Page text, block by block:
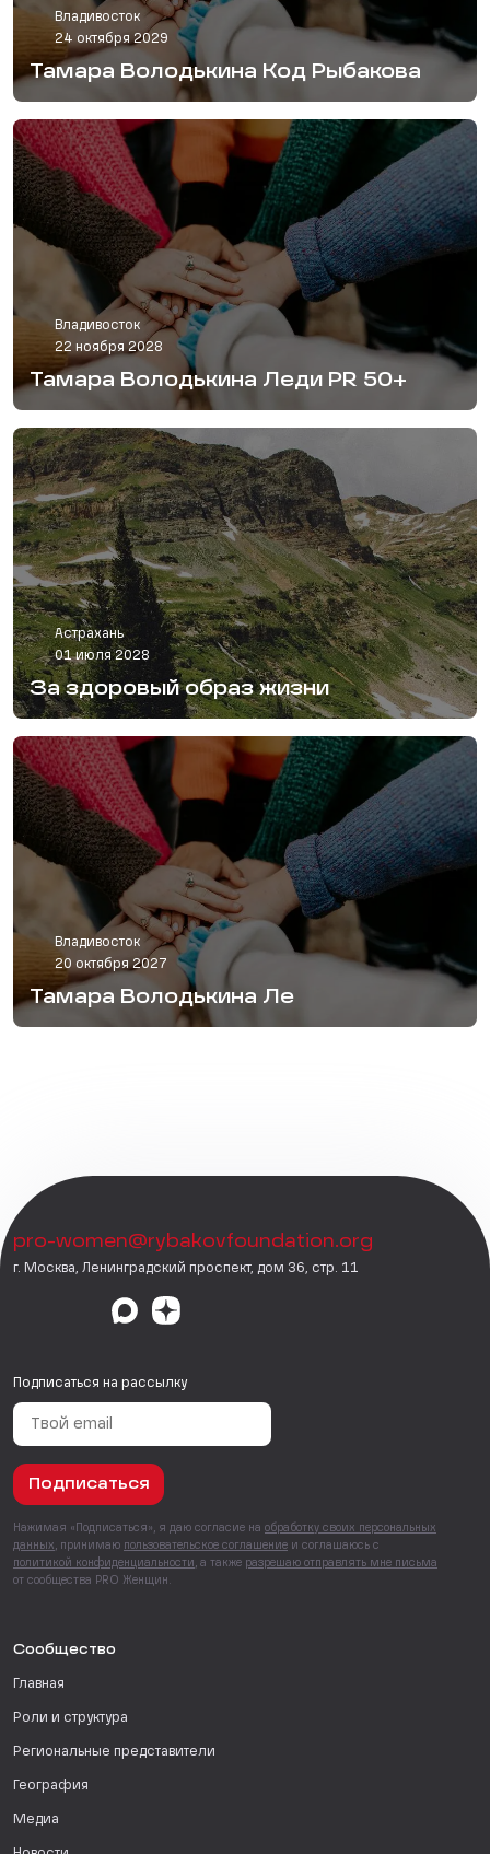
Владивосток
24 октября 2029
Тамара Володькина Код Рыбакова
Владивосток
22 ноября 2028
Тамара Володькина Леди PR 50+
Астрахань
01 июля 2028
За здоровый образ жизни
Владивосток
20 октября 2027
Тамара Володькина Ле
pro-women@rybakovfoundation.org
г. Москва, Ленинградский проспект, дом 36, стр. 11
Подписаться на рассылку
Подписаться
Нажимая «Подписаться», я даю согласие на обработку своих персональных
данных , принимаю пользовательское соглашение и соглашаюсь с
политикой конфиденциальности , а также разрешаю отправлять мне письма
от сообщества PRO Женщин.
Сообщество
Главная
Роли и структура
Региональные представители
География
Медиа